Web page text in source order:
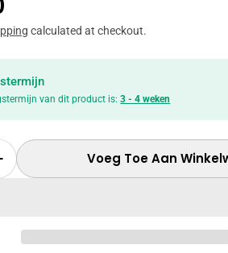
modal
calculated at checkout.
van dit product is:3 - 4 weken
Hoeveelheid Voor Vitrine
Hoeveelheid Voor
Voeg Toe Aan